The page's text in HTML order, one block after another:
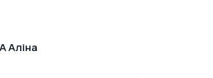
Аліна